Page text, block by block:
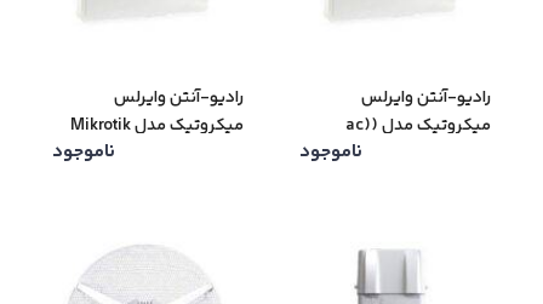
رادیو-آنتن وایرلس
میکروتیک مدل (ac)
ناموجود
رادیو-آنتن وایرلس
میکروتیک مدل Mikrotik
RB911G-5HPnD-QRT QRT
ناموجود